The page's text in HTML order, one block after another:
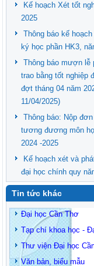
Kế hoạch Xét tốt
2025
Thông báo kế
ký học phần HK3,
Thông báo mượn lễ
trao bằng tốt nghiệp
đợt tháng 04 năm
11/04/2025)
Thông báo: Nộp
tương đương môn
2024 -2025
Kế hoạch xét và
đại học chính quy
Tin tức khác
Đại học Cần Thơ
Tạp chí khoa học -
Thư viện Đại học
Văn bản, biểu mẫu